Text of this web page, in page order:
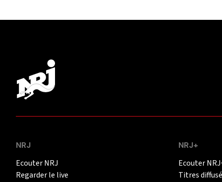
NRJ
Ecouter NRJ
Regarder le live
NRJ+
Ecouter
Titres